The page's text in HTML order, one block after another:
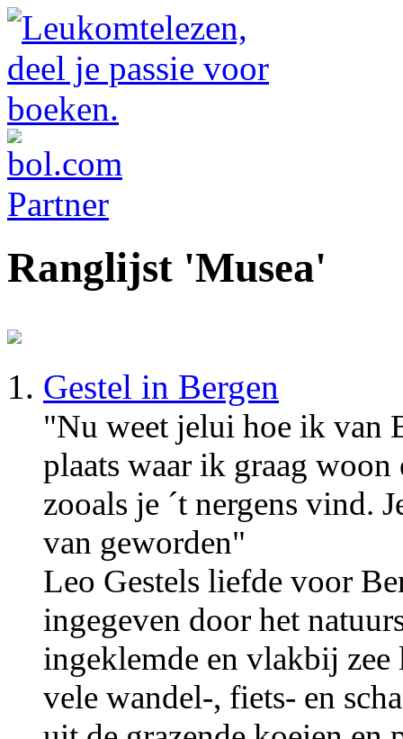
Ranglijst 'Musea'
Gestel in Bergen
"Nu weet jelui hoe ik van
plaats waar ik graag
zooals je ´t nergens vind.
van geworden"
Leo Gestels liefde voor
ingegeven door het
ingeklemde en vlakbij
vele wandel-, fiets- en